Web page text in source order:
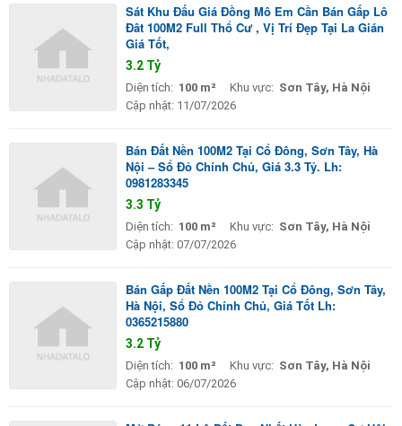
Sát Khu Đấu Giá Đồng Mô Em Cần Bán Gấp Lô
Đât 100M2 Full Thổ Cư , Vị Trí Đẹp Tại La Gián
Giá Tốt,
3.2 Tỷ
Diện tích: 100 m² Khu vực: Sơn Tây, Hà Nội
Cập nhật: 11/07/2026
Bán Đất Nền 100M2 Tại Cổ Đông, Sơn Tây, Hà
Nội – Sổ Đỏ Chính Chủ, Giá 3.3 Tỷ. Lh:
0981283345
3.3 Tỷ
Diện tích: 100 m² Khu vực: Sơn Tây, Hà Nội
Cập nhật: 07/07/2026
Bán Gấp Đất Nền 100M2 Tại Cổ Đông, Sơn Tây,
Hà Nội, Sổ Đỏ Chính Chủ, Giá Tốt Lh:
0365215880
3.2 Tỷ
Diện tích: 100 m² Khu vực: Sơn Tây, Hà Nội
Cập nhật: 06/07/2026